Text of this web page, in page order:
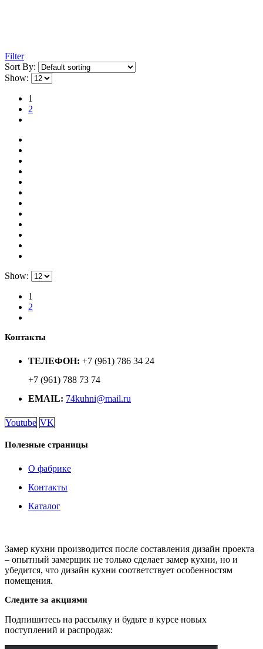
Filter
Sort By:
Show:
1
2
Show:
1
2
Контакты
ТЕЛЕФОН: +7 (961) 786 34 24
+7 (961) 788 73 74
EMAIL: 74kuhni@mail.ru
Youtube VK
Полезные страницы
О фабрике
Контакты
Каталог
Замер кухни производится после составления дизайн проекта
– опытный замерщик не только сделает замер кухни, но и
убедится, что дизайн кухни соответствует особенностям
помещения.
Следите за акциями
Подпишитесь на рассылку и будьте в курсе новых
поступлений и распродаж: